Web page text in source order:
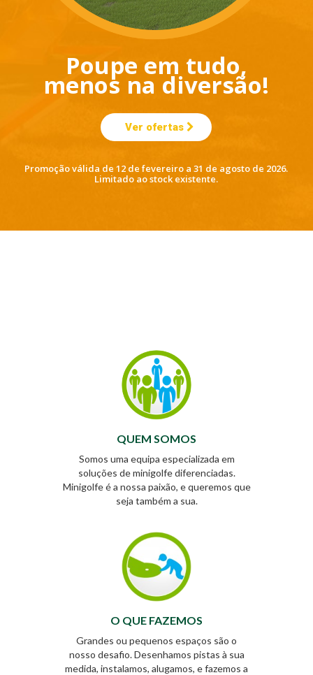
Promoção válida de 12 de fevereiro a 31 de agosto de 2026.
Limitado ao stock existente.
Poupe em tudo,
menos na diversão!
Ver ofertas
QUEM SOMOS
Somos uma equipa especializada em
soluções de minigolfe diferenciadas.
Minigolfe é a nossa paixão, e queremos que
seja também a sua.
O QUE FAZEMOS
Grandes ou pequenos espaços são o
nosso desafio. Desenhamos pistas à sua
medida, instalamos, alugamos, e fazemos a